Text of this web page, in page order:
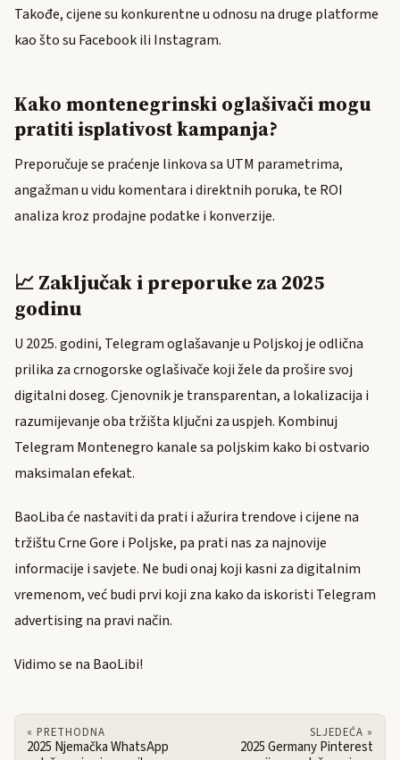
Takođe, cijene su konkurentne u odnosu na druge platforme
kao što su Facebook ili Instagram.
Kako montenegrinski oglašivači mogu
pratiti isplativost kampanja?
Preporučuje se praćenje linkova sa UTM parametrima,
angažman u vidu komentara i direktnih poruka, te ROI
analiza kroz prodajne podatke i konverzije.
📈 Zaključak i preporuke za 2025
godinu
U 2025. godini, Telegram oglašavanje u Poljskoj je odlična
prilika za crnogorske oglašivače koji žele da prošire svoj
digitalni doseg. Cjenovnik je transparentan, a lokalizacija i
razumijevanje oba tržišta ključni za uspjeh. Kombinuj
Telegram Montenegro kanale sa poljskim kako bi ostvario
maksimalan efekat.
BaoLiba će nastaviti da prati i ažurira trendove i cijene na
tržištu Crne Gore i Poljske, pa prati nas za najnovije
informacije i savjete. Ne budi onaj koji kasni za digitalnim
vremenom, već budi prvi koji zna kako da iskoristi Telegram
advertising na pravi način.
Vidimo se na BaoLibi!
« PRETHODNA
2025 Njemačka WhatsApp
SLJEDEĆA »
2025 Germany Pinterest